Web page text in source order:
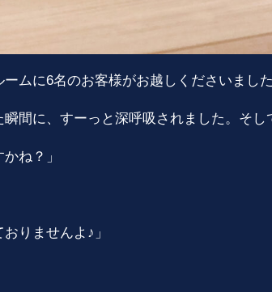
ムに6名のお客様がお越しくださいまし
間に、すーっと深呼吸されました。そし
ね？」
りませんよ♪」